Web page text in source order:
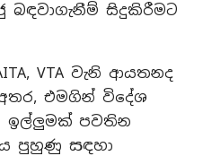
බඳවාගැනීම් සිදුකිරීමට
VTA වැනි ආයතනද
එමගින් විදේශ
ඉල්ලුමක් පවතින
පුහුණු සඳහා